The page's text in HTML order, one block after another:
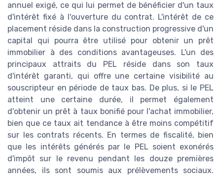
annuel exigé, ce qui lui permet de bénéficier d'un taux
d'intérêt fixé à l'ouverture du contrat. L'intérêt de ce
placement réside dans la construction progressive d'un
capital qui pourra être utilisé pour obtenir un prêt
immobilier à des conditions avantageuses. L'un des
principaux attraits du PEL réside dans son taux
d'intérêt garanti, qui offre une certaine visibilité au
souscripteur en période de taux bas. De plus, si le PEL
atteint une certaine durée, il permet également
d'obtenir un prêt à taux bonifié pour l'achat immobilier,
bien que ce taux ait tendance à être moins compétitif
sur les contrats récents. En termes de fiscalité, bien
que les intérêts générés par le PEL soient exonérés
d'impôt sur le revenu pendant les douze premières
années, ils sont soumis aux prélèvements sociaux.